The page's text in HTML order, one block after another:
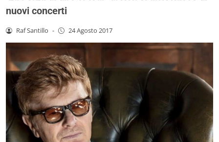
nuovi concerti
Raf Santillo - 24 Agosto 2017